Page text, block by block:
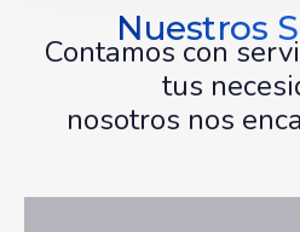
Nuestros
Contamos con
tus
nosotros nos